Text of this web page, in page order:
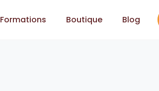
Formations Boutique Blog